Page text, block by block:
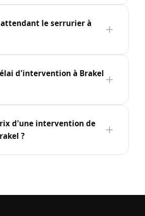
le serrurier à
d'intervention à Brakel
d'une intervention de
?